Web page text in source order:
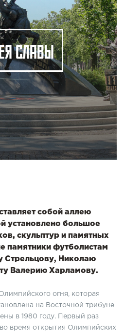
СЛАВЫ
собой аллею
установлено большое
скульптур и памятных
памятники футболистам
Стрельцову, Николаю
Валерию Харламову.
огня, которая
на Восточной трибуне
в 1980 году. Первый раз
время открытия Олимпийских